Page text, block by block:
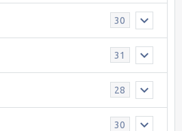
30
31
28
30